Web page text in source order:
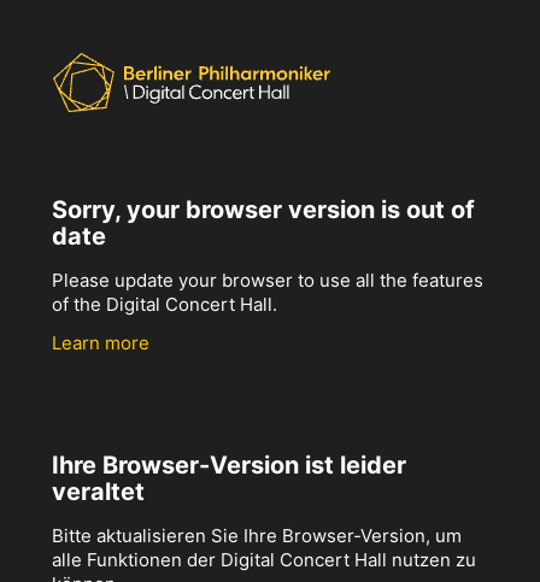
Sorry, your browser version is out of
date
Please update your browser to use all the features
of the Digital Concert Hall.
Learn more
Ihre Browser-Version ist leider
veraltet
Bitte aktualisieren Sie Ihre Browser-Version, um
alle Funktionen der Digital Concert Hall nutzen zu